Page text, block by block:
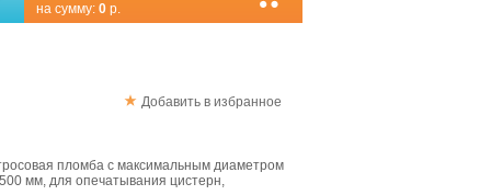
на сумму: 0 р.
Добавить в избранное
пломба с максимальным диаметром
мм, для опечатывания цистерн,